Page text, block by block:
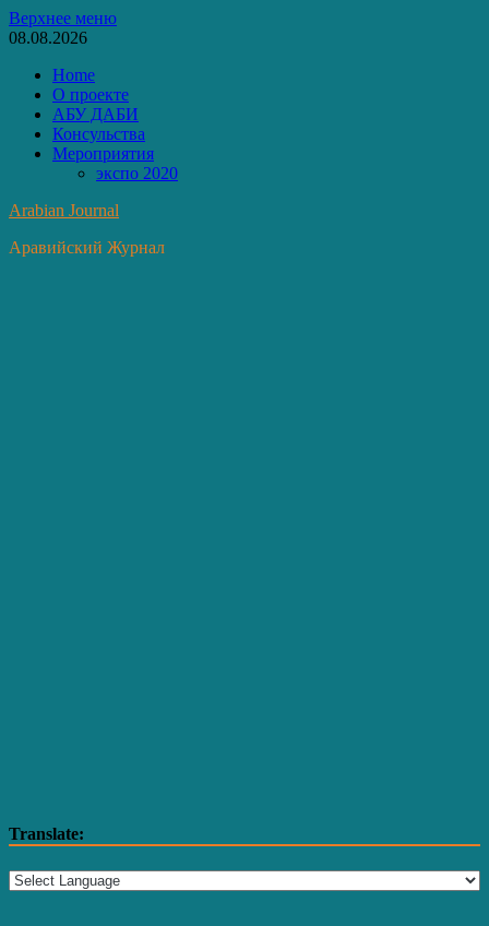
Перейти
к
Верхнее меню
08.08.2026
Home
О проекте
АБУ ДАБИ
Консульства
Мероприятия
экспо 2020
Arabian Journal
Аравийский Журнал
Translate: